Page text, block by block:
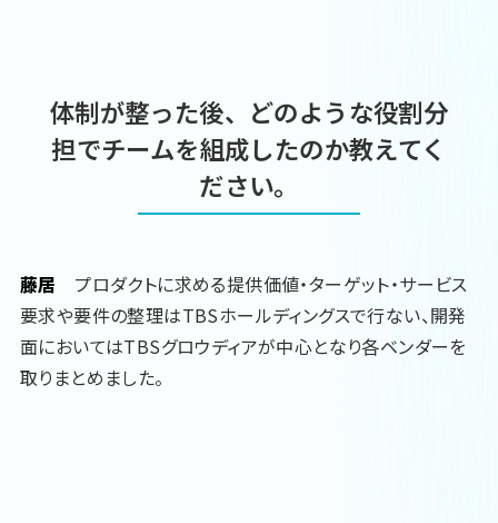
体制が整った後、どのような役割分
担でチームを組成したのか教えてく
ださい。
藤居 プロダクトに求める提供価値・ターゲット・サービス
要求や要件の整理はTBSホールディングスで行ない、開発
面においてはTBSグロウディアが中心となり各ベンダーを
取りまとめました。